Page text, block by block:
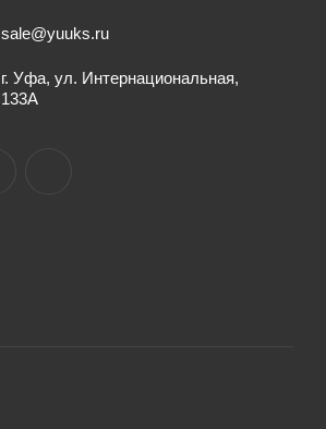
sale@yuuks.ru
г. Уфа, ул. Интернациональная,
133А